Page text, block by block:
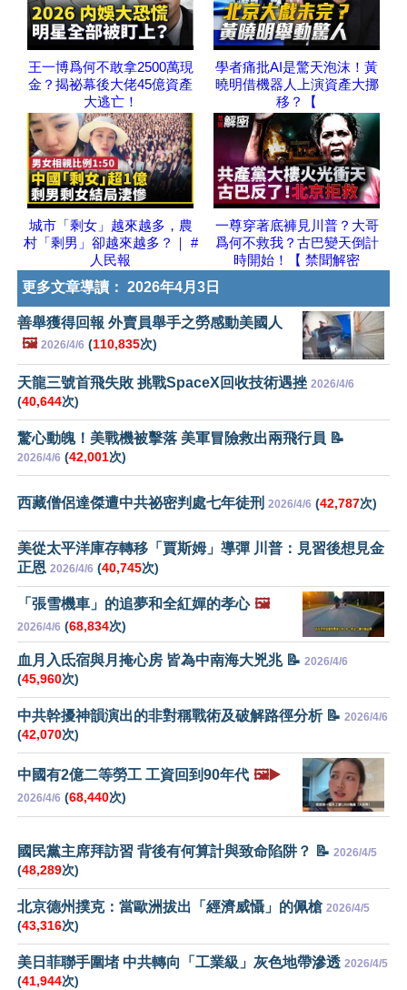
王一博爲何不敢拿2500萬現
金？揭祕幕後大佬45億資產
大逃亡！
學者痛批AI是驚天泡沫！黃
曉明借機器人上演資產大挪
移？【
城市「剩女」越來越多，農
村「剩男」卻越來越多？｜ #
人民報
一尊穿著底褲見川普？大哥
爲何不救我？古巴變天倒計
時開始！【 禁聞解密
更多文章導讀： 2026年4月3日
善舉獲得回報 外賣員舉手之勞感動美國人
🖼️ 2026/4/6 (110,835次)
天龍三號首飛失敗 挑戰SpaceX回收技術遇挫 2026/4/6
(40,644次)
驚心動魄！美戰機被擊落 美軍冒險救出兩飛行員 📝
2026/4/6 (42,001次)
西藏僧侶達傑遭中共祕密判處七年徒刑 2026/4/6 (42,787次)
美從太平洋庫存轉移「賈斯姆」導彈 川普：見習後想見金
正恩 2026/4/6 (40,745次)
「張雪機車」的追夢和全紅嬋的孝心 🖼️
2026/4/6 (68,834次)
血月入氐宿與月掩心房 皆為中南海大兇兆 📝 2026/4/6
(45,960次)
中共幹擾神韻演出的非對稱戰術及破解路徑分析 📝 2026/4/6
(42,070次)
中國有2億二等勞工 工資回到90年代 🖼️▶️
2026/4/6 (68,440次)
國民黨主席拜訪習 背後有何算計與致命陷阱？ 📝 2026/4/5
(48,289次)
北京德州撲克：當歐洲拔出「經濟威懾」的佩槍 2026/4/5
(43,316次)
美日菲聯手圍堵 中共轉向「工業級」灰色地帶滲透 2026/4/5
(41,944次)